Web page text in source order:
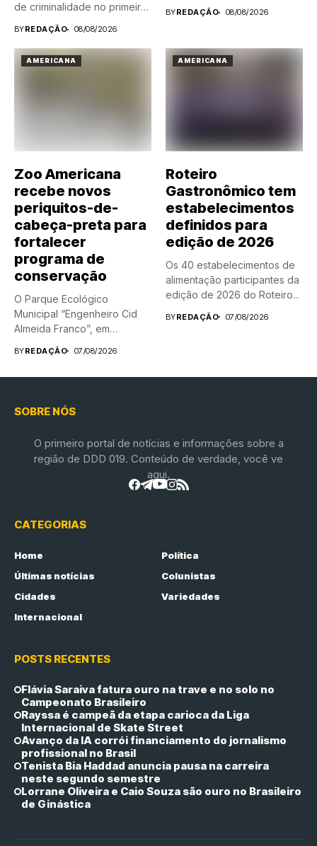
de criminalidade no primeiro
BYREDAÇÃO 08/08/2026
BYREDAÇÃO 08/08/2026
AMERICANA
Zoo Americana
recebe novos
periquitos-de-
cabeça-preta para
fortalecer
programa de
conservação
O Parque Ecológico
Municipal “Engenheiro Cid
Almeida Franco”, em
BYREDAÇÃO 07/08/2026
AMERICANA
Roteiro
Gastronômico tem
estabelecimentos
definidos para
edição de 2026
Os 40 estabelecimentos de
alimentação participantes da
edição de 2026 do Roteiro...
BYREDAÇÃO 07/08/2026
SOBRE NÓS
O primeiro portal de notícias e informações sobre a
região de DDD 019. Conteúdo de verdade, você ve
aqui.
CATEGORIAS
Home
Política
Últimas notícias
Colunistas
Cidades
Variedades
Internacional
POSTS RECENTES
Flávia Saraiva fatura ouro na trave e no solo no
Campeonato Brasileiro
Rayssa é campeã da etapa carioca da Liga
Internacional de Skate Street
Avanço da IA corrói financiamento do jornalismo
profissional no Brasil
Tenista Bia Haddad anuncia pausa na carreira
neste segundo semestre
Lorrane Oliveira e Caio Souza são ouro no Brasileiro
de Ginástica